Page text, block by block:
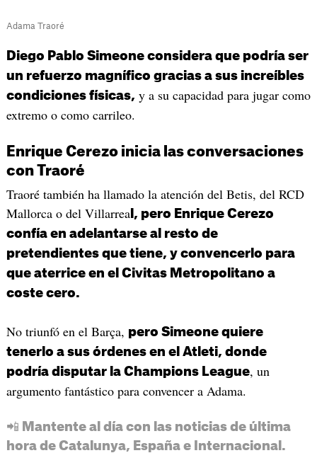
Adama Traoré
Diego Pablo Simeone considera que podría ser
un refuerzo magnífico gracias a sus increíbles
condiciones físicas, y a su capacidad para jugar como
extremo o como carrileo.
Enrique Cerezo inicia las conversaciones
con Traoré
Traoré también ha llamado la atención del Betis, del RCD
Mallorca o del Villarreal, pero Enrique Cerezo
confía en adelantarse al resto de
pretendientes que tiene, y convencerlo para
que aterrice en el Civitas Metropolitano a
coste cero.
No triunfó en el Barça, pero Simeone quiere
tenerlo a sus órdenes en el Atleti, donde
podría disputar la Champions League, un
argumento fantástico para convencer a Adama.
📲 Mantente al día con las noticias de última
hora de Catalunya, España e Internacional.